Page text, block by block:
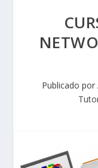
Publicado por